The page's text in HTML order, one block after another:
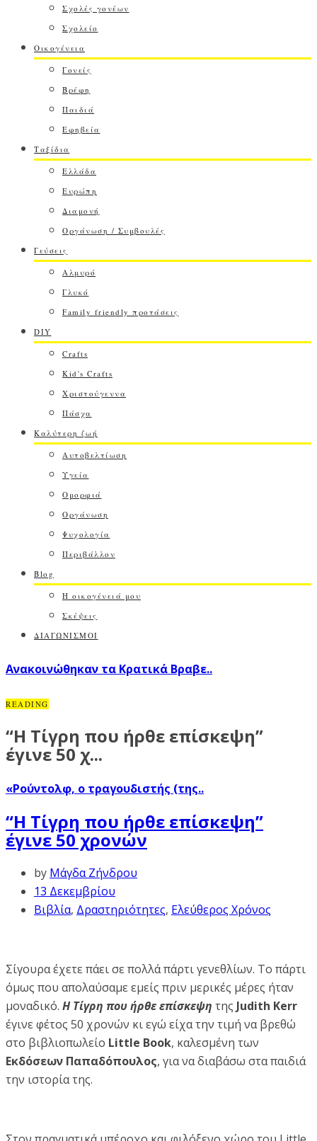
Σχολές γονέων
Σχολείο
Οικογένεια
Γονείς
Βρέφη
Παιδιά
Εφηβεία
Ταξίδια
Ελλάδα
Ευρώπη
Διαμονή
Οργάνωση / Συμβουλές
Γεύσεις
Αλμυρό
Γλυκό
Family friendly προτάσεις
DIY
Crafts
Kid's Crafts
Χριστούγεννα
Πάσχα
Καλύτερη ζωή
Αυτοβελτίωση
Υγεία
Ομορφιά
Οργάνωση
Ψυχολογία
Περιβάλλον
Blog
Η οικογένειά μου
Σκέψεις
ΔΙΑΓΩΝΙΣΜΟΙ
Ανακοινώθηκαν τα Κρατικά Βραβε..
READING
“Η Τίγρη που ήρθε επίσκεψη”
έγινε 50 χ...
«Ρούντολφ, ο τραγουδιστής (της..
“Η Τίγρη που ήρθε επίσκεψη”
έγινε 50 χρονών
by Μάγδα Ζήνδρου
13 Δεκεμβρίου
Βιβλία, Δραστηριότητες, Ελεύθερος Χρόνος
Σίγουρα έχετε πάει σε πολλά πάρτι γενεθλίων. Το πάρτι
όμως που απολαύσαμε εμείς πριν μερικές μέρες ήταν
μοναδικό. Η Τίγρη που ήρθε επίσκεψη της Judith Kerr
έγινε φέτος 50 χρονών κι εγώ είχα την τιμή να βρεθώ
στο βιβλιοπωλείο Little Book, καλεσμένη των
Εκδόσεων Παπαδόπουλος, για να διαβάσω στα παιδιά
την ιστορία της.